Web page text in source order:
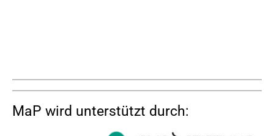
MaP wird unterstützt durch: